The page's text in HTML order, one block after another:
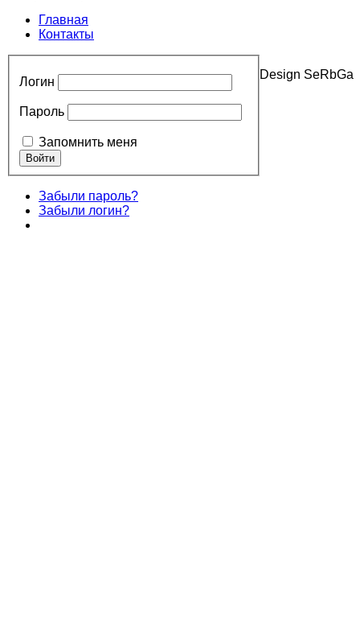
Главная
Контакты
Design SeRbGa
Логин
Пароль
Запомнить меня
Забыли пароль?
Забыли логин?